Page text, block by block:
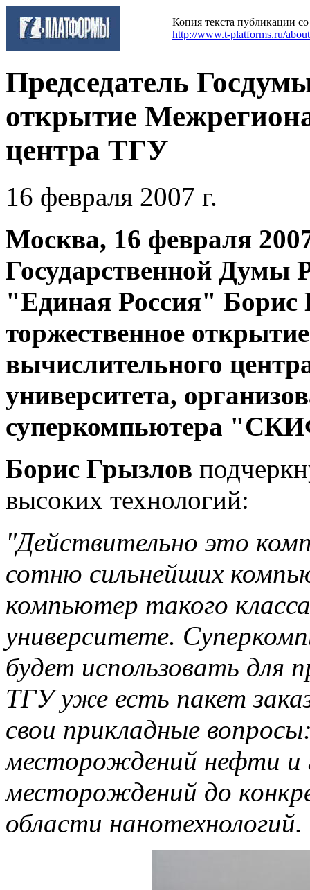
Копия текста публикации
http://www.t-platforms.ru/
Председатель
открытие
центра ТГУ
16 февраля 2007 г.
Москва, 16 февраля
Государственной Думы
"Единая Россия" Борис
торжественное
вычислительного
университета,
суперкомпьютера
Борис Грызлов
высоких технологий:
"Действительно это
сотню сильнейших
компьютер такого
университете.
будет использовать для
ТГУ уже есть пакет
свои прикладные
месторождений нефти и
месторождений до
области нанотехнологий.